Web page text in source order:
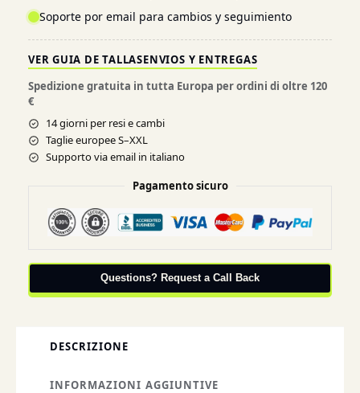
Soporte por email para cambios y seguimiento
VER GUIA DE TALLASENVIOS Y ENTREGAS
Spedizione gratuita in tutta Europa per ordini di oltre 120
€
14 giorni per resi e cambi
Taglie europee S–XXL
Supporto via email in italiano
Pagamento sicuro
Questions? Request a Call Back
DESCRIZIONE
INFORMAZIONI AGGIUNTIVE